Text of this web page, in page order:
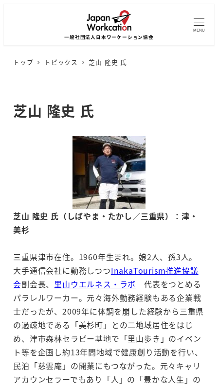
MENU
トップ トピックス 芝山 隆史 氏
芝山 隆史 氏
芝山 隆史 氏（しばやま・たかし／三重県）：津・
美杉
三重県津市在住。1960年生まれ。娘2人、孫3人。
大手通信会社に勤務しつつInakaTourism推進協議
会副会長、 里山ウエルネス・ラボ 代表をつとめる
パラレルワーカー。元々海外勤務経験もある企業戦
士だったが、2009年に体調を崩した経験から三重県
の過疎地である「美杉町」との二地域居住をはじ
め、津市森林セラピー基地で「里山歩き」のイベン
ト等を企画し約13年間地域で健康創り活動を行い、
民泊「慈雲庵」の開業にもつながった。元々キャリ
アカウンセラーでもあり「人」の「豊かな人生」の